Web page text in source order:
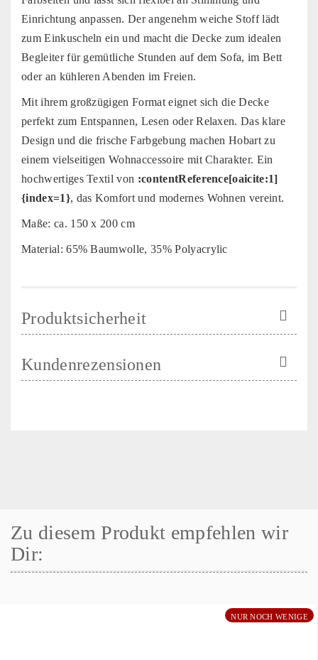
Einrichtung anpassen. Der angenehm weiche Stoff lädt
zum Einkuscheln ein und macht die Decke zum idealen
Begleiter für gemütliche Stunden auf dem Sofa, im Bett
oder an kühleren Abenden im Freien.
Mit ihrem großzügigen Format eignet sich die Decke
perfekt zum Entspannen, Lesen oder Relaxen. Das klare
Design und die frische Farbgebung machen Hobart zu
einem vielseitigen Wohnaccessoire mit Charakter. Ein
hochwertiges Textil von :contentReference[oaicite:1]
{index=1}, das Komfort und modernes Wohnen vereint.
Maße: ca. 150 x 200 cm
Material: 65% Baumwolle, 35% Polyacrylic
Produktsicherheit
Kundenrezensionen
Zu diesem Produkt empfehlen wir
Dir:
NUR NOCH WENIGE